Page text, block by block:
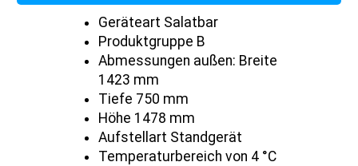
Geräteart Salatbar
Produktgruppe B
Abmessungen außen: Breite
1423 mm
Tiefe 750 mm
Höhe 1478 mm
Aufstellart Standgerät
Temperaturbereich von 4 °C